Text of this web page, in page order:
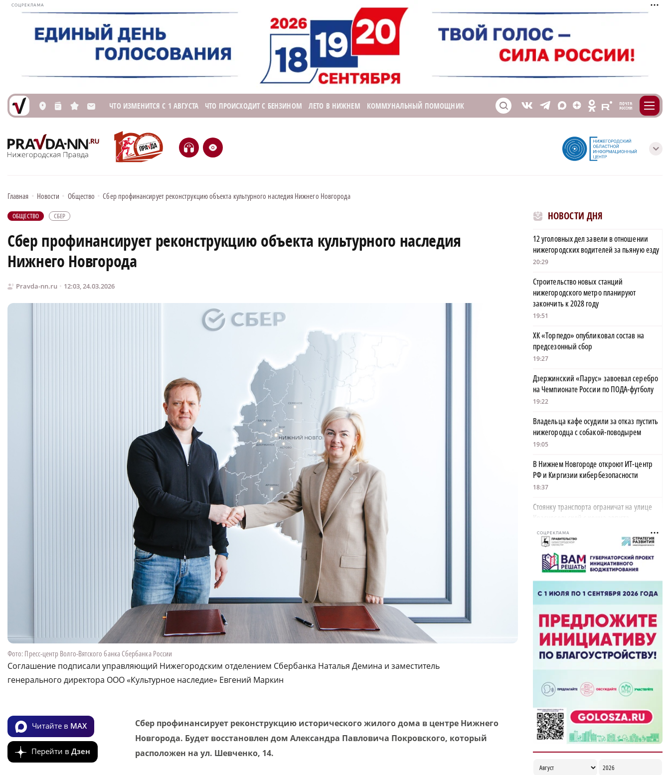
СОЦРЕКЛАМА
L n s M ЧТО ИЗМЕНИТСЯ С 1 АВГУСТА ЧТО ПРОИСХОДИТ С БЕНЗИНОМ ЛЕТО В НИЖНЕМ КОММУНАЛЬНЫЙ ПОМОЩНИК S V T X Z O E m
H e с
Главная • Новости • Общество • Сбер профинансирует реконструкцию объекта культурного наследия Нижнего Новгорода
ОБЩЕСТВО СБЕР
Сбер профинансирует реконструкцию объекта культурного наследия
Нижнего Новгорода
Pravda-nn.ru 12:03, 24.03.2026
Фото: Пресс-центр Волго-Вятского банка Сбербанка России
Соглашение подписали управляющий Нижегородским отделением Сбербанка Наталья Демина и заместитель
генерального директора ООО «Культурное наследие» Евгений Маркин
Читайте в MAX
Перейти в Дзен
Сбер профинансирует реконструкцию исторического жилого дома в центре Нижнего
Новгорода. Будет восстановлен дом Александра Павловича Покровского, который
расположен на ул. Шевченко, 14.
НОВОСТИ ДНЯ
12 уголовных дел завели в отношении
нижегородских водителей за пьяную езду
20:29
Строительство новых станций
нижегородского метро планируют
закончить к 2028 году
19:51
ХК «Торпедо» опубликовал состав на
предсезонный сбор
19:27
Дзержинский «Парус» завоевал серебро
на Чемпионате России по ПОДА-футболу
19:22
Владельца кафе осудили за отказ пустить
нижегородца с собакой-поводырем
19:05
В Нижнем Новгороде откроют ИТ-центр
РФ и Киргизии кибербезопасности
18:37
Стоянку транспорта ограничат на улице
Красносельской с конца августа
18:37
Волонтеры обнаружили заброшенный
дом, в котором живет около 20 собак и
щенков
18:02
В Нижегородской области наградили
более 40 организаций к Дню строителя
17:57
Садыр Жапаров и Глеб Никитин провели
рабочую встречу в Киргизии
17:38
СОЦРЕКЛАМА